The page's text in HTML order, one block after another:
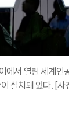
에서 열린 세계인
설치돼 있다. [